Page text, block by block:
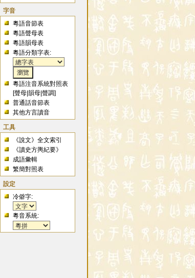
字音
粵語音節表
粵語聲母表
粵語韻母表
粵語分類字表:
粵語注音系統對照表
[聲母 |韻母 |聲調]
普通話音節表
其他方言讀音
工具
《說文》全文索引
《讀史方輿紀要》
成語彙輯
繁簡對照表
設定
冷僻字:
粵音系統: